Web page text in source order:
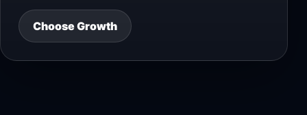
Choose Growth